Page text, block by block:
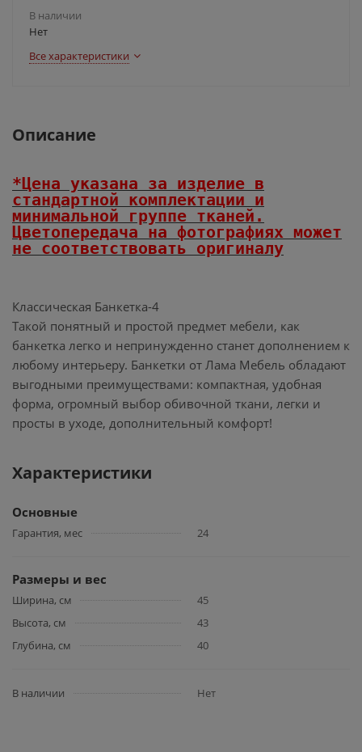
В наличии
Нет
Все характеристики
Описание
*Цена указана за изделие в
стандартной комплектации и
минимальной группе тканей.
Цветопередача на фотографиях может
не соответствовать оригиналу
Классическая Банкетка-4
Такой понятный и простой предмет мебели, как
банкетка легко и непринужденно станет дополнением к
любому интерьеру. Банкетки от Лама Мебель обладают
выгодными преимуществами: компактная, удобная
форма, огромный выбор обивочной ткани, легки и
просты в уходе, дополнительный комфорт!
Характеристики
Основные
Гарантия, мес 24
Размеры и вес
Ширина, см
45
Высота, см
43
Глубина, см
40
В наличии Нет